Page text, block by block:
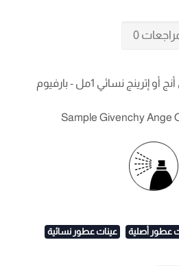
0
نسائي 1مل - بارفيوم
Sample Givenchy Ange
عطور أصلية عينات عطور نسائية